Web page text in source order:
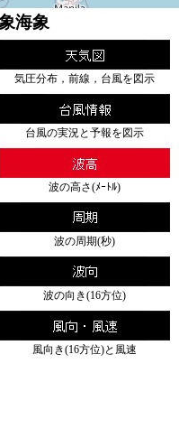
海象
気圧分布，前線，台風を図示
台風の実況と予報を図示
波の高さ(ﾒｰﾄﾙ)
波の周期(秒)
波の向き(16方位)
風向き(16方位)と風速